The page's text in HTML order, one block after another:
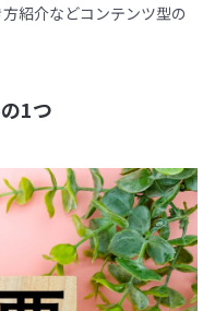
紹介などコンテンツ型の
1つ